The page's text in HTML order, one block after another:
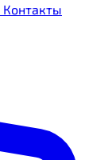
Контакты